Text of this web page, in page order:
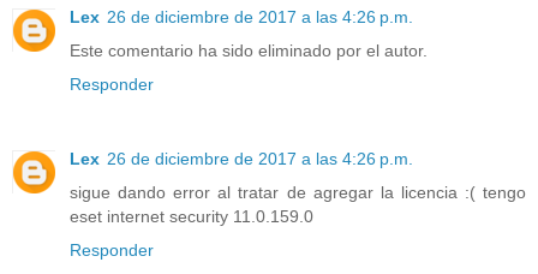
Lex 26 de diciembre de 2017 a las 4:26 p.m.
Este comentario ha sido eliminado por el autor.
Responder
Lex 26 de diciembre de 2017 a las 4:26 p.m.
sigue dando error al tratar de agregar la licencia :( tengo
eset internet security 11.0.159.0
Responder